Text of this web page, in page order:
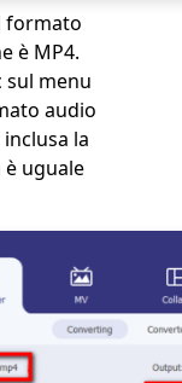
formato
è MP4.
sul menu
audio
la
è uguale